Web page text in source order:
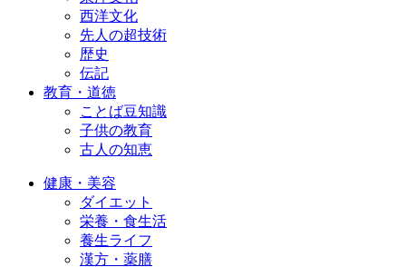
西洋文化
先人の超技術
歴史
伝記
教育・道徳
ことば豆知識
子供の教育
古人の知恵
健康・美容
ダイエット
栄養・食生活
養生ライフ
漢方・薬膳